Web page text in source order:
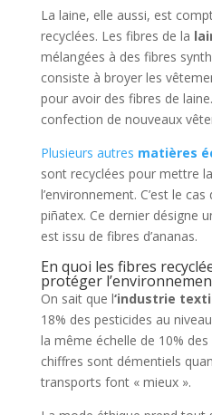
La laine, elle aussi, est
recyclées. Les fibres de la
mélangées à des fibres
consiste à broyer les
pour avoir des fibres de
confection de nouveaux
Plusieurs autres matières
sont recyclées pour mettre
l’environnement. C’est le
piñatex. Ce dernier désigne
est issu de fibres d’ananas.
En quoi les fibres
protéger
On sait que l‘industrie
18% des pesticides au
la même échelle de 10%
chiffres sont démentiels
transports font « mieux ».